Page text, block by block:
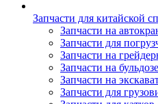
Запчасти для китайской
Запчасти на
Запчасти для
Запчасти на
Запчасти на
Запчасти на
Запчасти для